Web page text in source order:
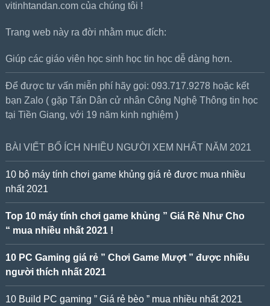
vitinhtandan.com của chúng tôi !
Trang web này ra đời nhằm mục đích:
Giúp các giáo viên học sinh học tin học dễ dàng hơn.
Để được tư vấn miễn phí hãy gọi: 093.717.9278 hoặc kết
bạn Zalo ( gặp Tấn Dân cử nhân Công Nghệ Thông tin học
tại Tiền Giang, với 19 năm kinh nghiệm )
BÀI VIẾT BỔ ÍCH NHIỀU NGƯỜI XEM NHẤT NĂM 2021
10 bộ máy tính chơi game khủng giá rẻ được mua nhiều
nhất 2021
Top 10 máy tính chơi game khủng ” Giá Rẻ Như Cho
“ mua nhiều nhất 2021 !
10 PC Gaming giá rẻ ” Chơi Game Mượt ” được nhiều
người thích nhất 2021
10 Build PC gaming ” Giá rẻ bèo ” mua nhiều nhất 2021